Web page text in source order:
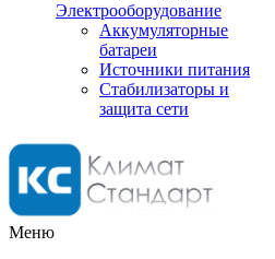
Электрооборудование
Аккумуляторные
батареи
Источники питания
Стабилизаторы и
защита сети
Меню